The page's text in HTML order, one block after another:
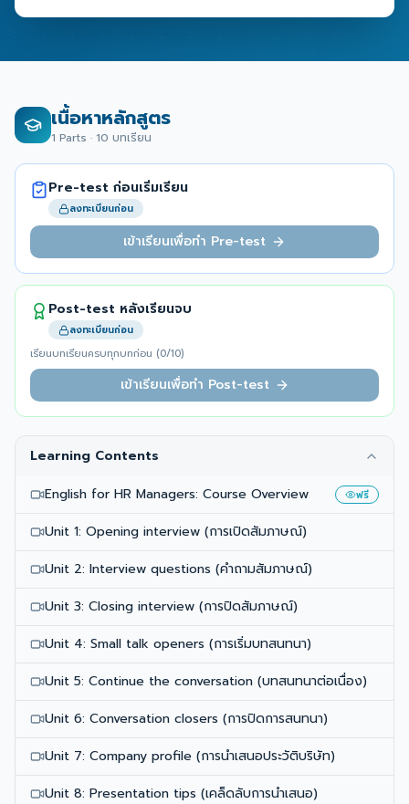
เนื้อหาหลักสูตร
1 Parts · 10 บทเรียน
Pre-test ก่อนเริ่มเรียน
ลงทะเบียนก่อน
เข้าเรียนเพื่อทำ Pre-test
Post-test หลังเรียนจบ
ลงทะเบียนก่อน
เรียนบทเรียนครบทุกบทก่อน (0/10)
เข้าเรียนเพื่อทำ Post-test
Learning Contents
English for HR Managers: Course Overview
ฟรี
Unit 1: Opening interview (การเปิดสัมภาษณ์)
Unit 2: Interview questions (คำถามสัมภาษณ์)
Unit 3: Closing interview (การปิดสัมภาษณ์)
Unit 4: Small talk openers (การเริ่มบทสนทนา)
Unit 5: Continue the conversation (บทสนทนาต่อเนื่อง)
Unit 6: Conversation closers (การปิดการสนทนา)
Unit 7: Company profile (การนำเสนอประวัติบริษัท)
Unit 8: Presentation tips (เคล็ดลับการนำเสนอ)